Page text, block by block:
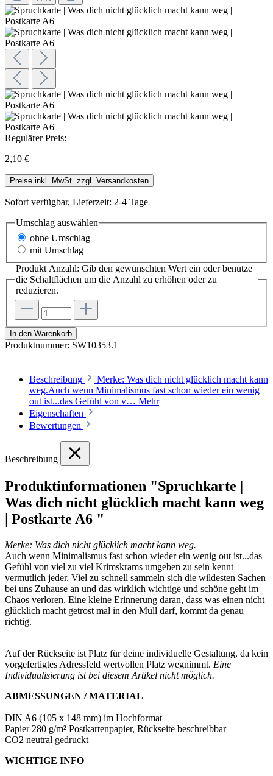
Regulärer Preis:
2,10 €
Preise inkl. MwSt. zzgl. Versandkosten
Sofort verfügbar, Lieferzeit: 2-4 Tage
Umschlag auswählen
ohne Umschlag
mit Umschlag
Produkt Anzahl: Gib den gewünschten Wert ein oder benutze
die Schaltflächen um die Anzahl zu erhöhen oder zu
reduzieren.
In den Warenkorb
Produktnummer: SW10353.1
Beschreibung
Merke: Was dich nicht glücklich macht kann
weg.Auch wenn Minimalismus fast schon wieder ein wenig
out ist...das Gefühl von v… Mehr
Eigenschaften
Bewertungen
Beschreibung
Produktinformationen "Spruchkarte |
Was dich nicht glücklich macht kann weg
| Postkarte A6 "
Merke: Was dich nicht glücklich macht kann weg.
Auch wenn Minimalismus fast schon wieder ein wenig out ist...das
Gefühl von viel zu viel Krimskrams umgeben zu sein kennt
vermutlich jeder. Viel zu schnell sammeln sich die wildesten Sachen
bei uns Zuhause an und das wirklich wichtige und schöne geht im
Chaos verloren. Eine kleine Erinnerung daran, dass was einen nicht
glücklich macht getrost mal in den Müll darf, kommt da genau
richtig.
Auf der Rückseite ist Platz für deine individuelle Gestaltung, da kein
vorgefertigtes Adressfeld wertvollen Platz wegnimmt. Eine
Individualisierung ist bei diesem Artikel nicht möglich.
ABMESSUNGEN / MATERIAL
DIN A6 (105 x 148 mm) im Hochformat
Papier 280 g/m² Postkartenpapier, Rückseite beschreibbar
CO2 neutral gedruckt
WICHTIGE INFO